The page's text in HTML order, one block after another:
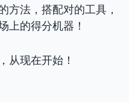
方法，搭配对的工具，
上的得分机器！
从现在开始！